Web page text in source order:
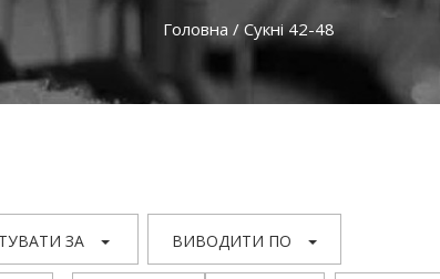
Головна / Сукні 42-48
ЗА ВИВОДИТИ ПО